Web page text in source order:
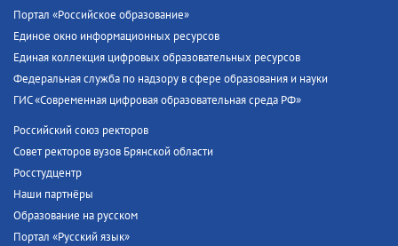
Портал «Российское образование»
Единое окно информационных ресурсов
Единая коллекция цифровых образовательных ресурсов
Федеральная служба по надзору в сфере образования и науки
ГИС «Современная цифровая образовательная среда РФ»
Российский союз ректоров
Совет ректоров вузов Брянской области
Росстудцентр
Наши партнёры
Образование на русском
Портал «Русский язык»